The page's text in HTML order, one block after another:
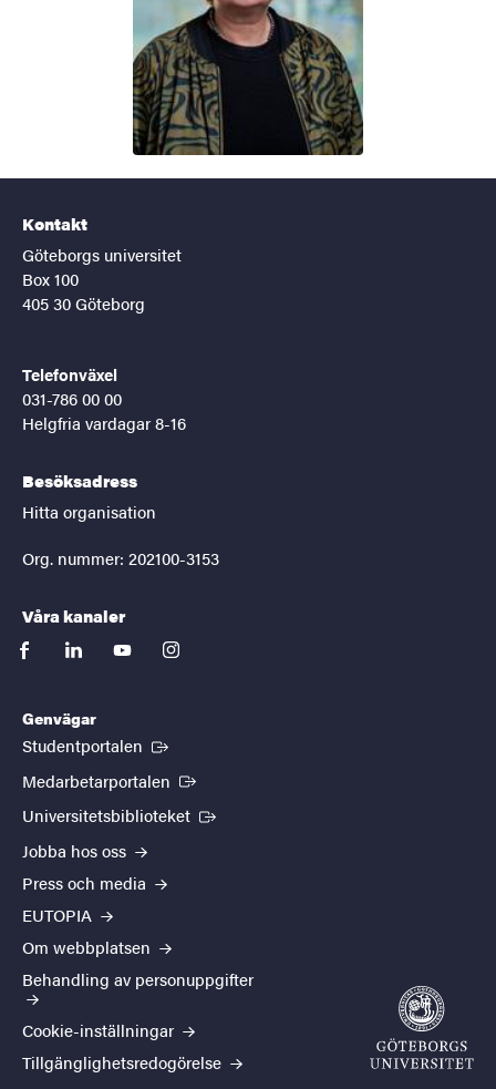
Kontakt
Göteborgs universitet
Box 100
405 30 Göteborg
Telefonväxel
031-786 00 00
Helgfria vardagar 8-16
Besöksadress
Hitta organisation
Org. nummer: 202100-3153
Våra kanaler
facebooklinkedinyoutubeinstagram
Genvägar
Studentportalen (Extern länk)
Medarbetarportalen (Extern länk)
Universitetsbiblioteket (Extern länk)
Jobba hos oss
Press och media
EUTOPIA
Om webbplatsen
Behandling av personuppgifter
Cookie-inställningar
Tillgänglighetsredogörelse